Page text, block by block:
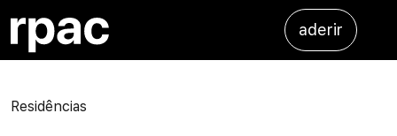
aderir
Residências